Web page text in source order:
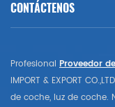
CONTÁCTENOS
Profesional Proveedor
IMPORT & EXPORT
de coche, luz de coche.